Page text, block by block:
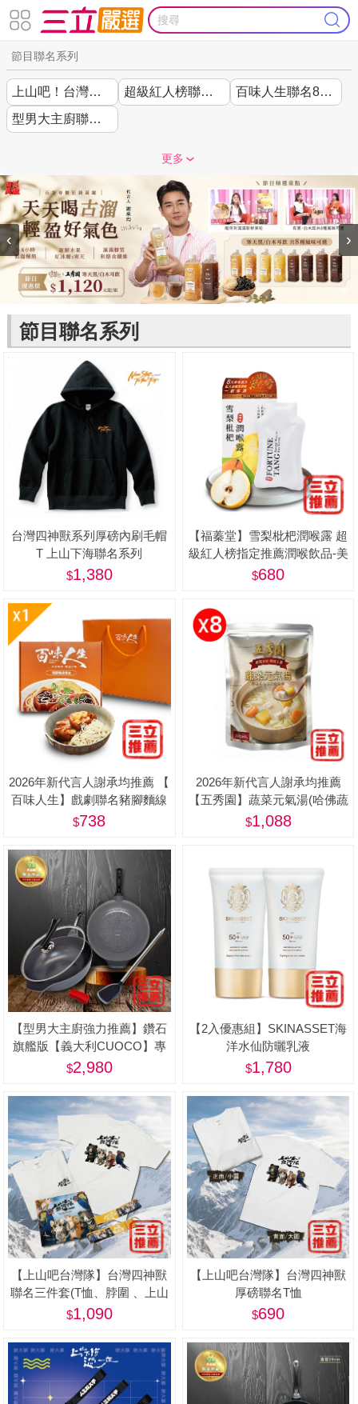
節目聯名系列
上山吧！台灣隊聯名 超級紅人榜聯名44折起
百味人生聯名85折起
型男大主廚聯名7折起
更多
‹ ›
節目聯名系列
台灣四神獸系列厚磅內刷毛帽
T 上山下海聯名系列
1,380
【福蓁堂】雪梨枇杷潤喉露 超
級紅人榜指定推薦潤喉飲品-美
680
2026年新代言人謝承均推薦 【
百味人生】戲劇聯名豬腳麵線
限量禮盒(滷豬腳500g+麵線
食品追溯追蹤系統制度（一
Q） <阿姐萬歲節目推薦>
738
2026年新代言人謝承均推薦
【五秀園】蔬菜元氣湯(哈佛蔬
菜湯) 8包特惠組(500g/包)-美
1,088
【型男大主廚強力推薦】鑽石
旗艦版【義大利CUOCO】專
利石墨烯S3-IH大寶鍋34cm(附
2,980
【2入優惠組】SKINASSET海
洋水仙防曬乳液
(SPF50+,PA++++)-美
1,780
【上山吧台灣隊】台灣四神獸
聯名三件套(T恤、脖圍 、上山
下海鑰匙圈)
1,090
【上山吧台灣隊】台灣四神獸
厚磅聯名T恤
690